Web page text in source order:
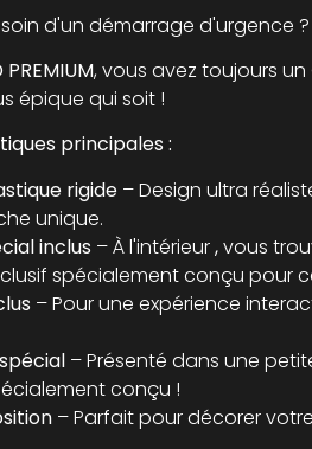
d'un démarrage d'urgence ?
PREMIUM, vous avez toujours
épique qui soit !
principales :
rigide – Design ultra
unique.
inclus – À l'intérieur,vous
spécialement conçu pour
– Pour une expérience
– Présenté dans une
conçu !
– Parfait pour décorer